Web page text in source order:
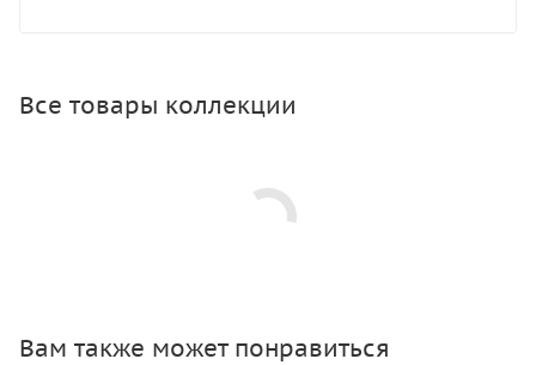
Все товары коллекции
Вам также может понравиться